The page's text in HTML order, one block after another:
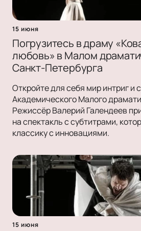
15 июня
Погрузитесь в драму
любовь» в Малом
Санкт-Петербурга
Откройте для себя мир интриг и
Академического Малого
Режиссёр Валерий Галендеев
на спектакль с субтитрами,
классику с инновациями.
15 июня